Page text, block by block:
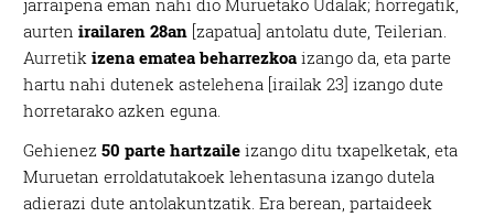
jarraipena eman nahi dio Muruetako Udalak; horregatik,
aurtenirailaren 28an [zapatua] antolatu dute, Teilerian.
Aurretikizena ematea beharrezkoa izango da, eta parte
hartu nahi dutenek astelehena [irailak 23] izango dute
horretarako azken eguna.
Gehienez50 parte hartzaile izango ditu txapelketak, eta
Muruetan erroldatutakoek lehentasuna izango dutela
adierazi dute antolakuntzatik. Era berean, partaideek